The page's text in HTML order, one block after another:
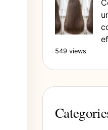
549 views